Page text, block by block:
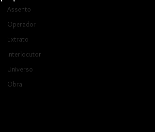
Assento
Operador
Extrato
Interlocutor
Universo
Obra